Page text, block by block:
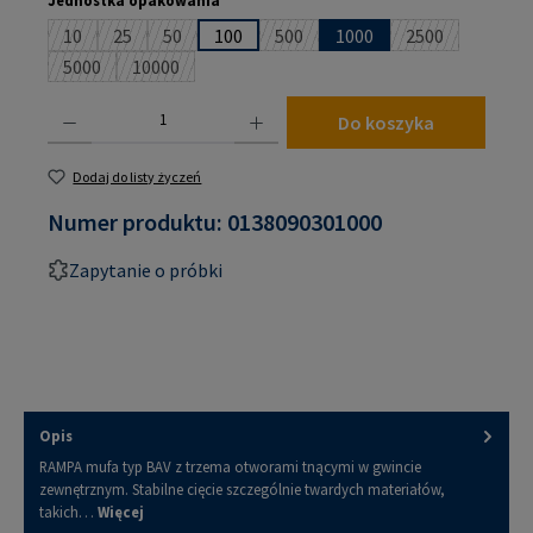
10(Ta opcja jest obecnie niedostępna.)
25(Ta opcja jest obecnie niedostępna.)
50(Ta opcja jest obecnie niedostępna.)
100 500(Ta opcja jest obecnie
1000 2500(Ta opcja jest
5000(Ta opcja jest obecnie niedostępna.)
10000(Ta opcja jest obecnie niedostępna.)
Do koszyka
Dodaj do listy życzeń
Numer produktu: 0138090301000
Zapytanie o próbki
Opis
RAMPA mufa typ BAV z trzema otworami tnącymi w gwincie
zewnętrznym. Stabilne cięcie szczególnie twardych materiałów,
takich… Więcej